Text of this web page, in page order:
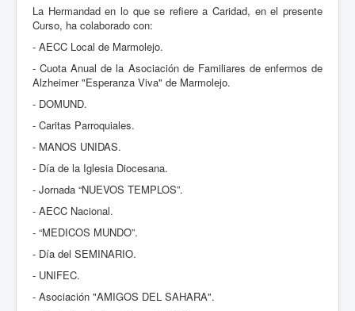
La Hermandad en lo que se refiere a Caridad, en el presente
Curso, ha colaborado con:
- AECC Local de Marmolejo.
- Cuota Anual de la Asociación de Familiares de enfermos de
Alzheimer "Esperanza Viva" de Marmolejo.
- DOMUND.
- Caritas Parroquiales.
- MANOS UNIDAS.
- Día de la Iglesia Diocesana.
- Jornada “NUEVOS TEMPLOS”.
- AECC Nacional.
- “MEDICOS MUNDO”.
- Día del SEMINARIO.
- UNIFEC.
- Asociación "AMIGOS DEL SAHARA".